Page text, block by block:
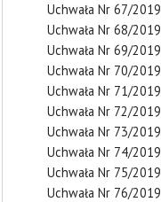
Uchwała Nr 67/2019
Uchwała Nr 68/2019
Uchwała Nr 69/2019
Uchwała Nr 70/2019
Uchwała Nr 71/2019
Uchwała Nr 72/2019
Uchwała Nr 73/2019
Uchwała Nr 74/2019
Uchwała Nr 75/2019
Uchwała Nr 76/2019